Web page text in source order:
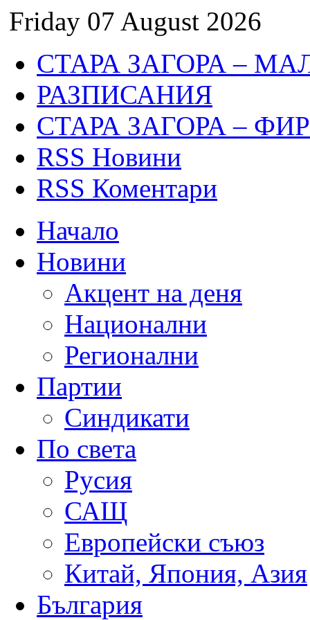
Friday 07 August 2026
СТАРА ЗАГОРА –
РАЗПИСАНИЯ
СТАРА ЗАГОРА –
RSS Новини
RSS Коментари
Начало
Новини
Акцент на деня
Национални
Регионални
Партии
Синдикати
По света
Русия
САЩ
Европейски съюз
Китай, Япония, Азия
България